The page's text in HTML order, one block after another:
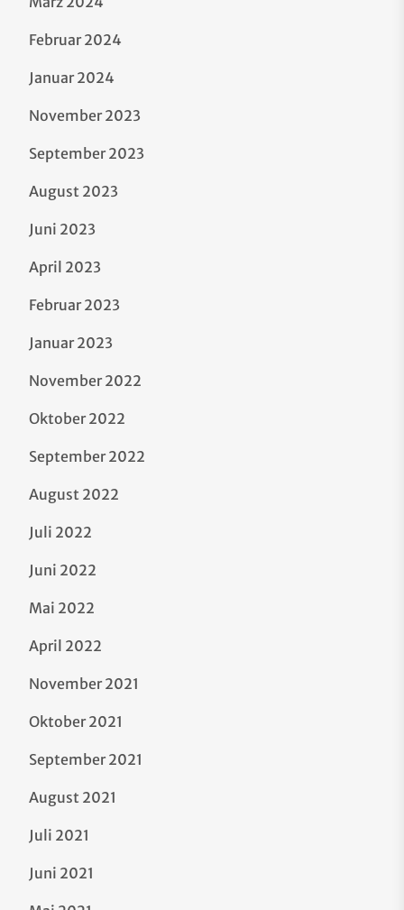
Februar 2024
Januar 2024
November 2023
September 2023
August 2023
Juni 2023
April 2023
Februar 2023
Januar 2023
November 2022
Oktober 2022
September 2022
August 2022
Juli 2022
Juni 2022
Mai 2022
April 2022
November 2021
Oktober 2021
September 2021
August 2021
Juli 2021
Juni 2021